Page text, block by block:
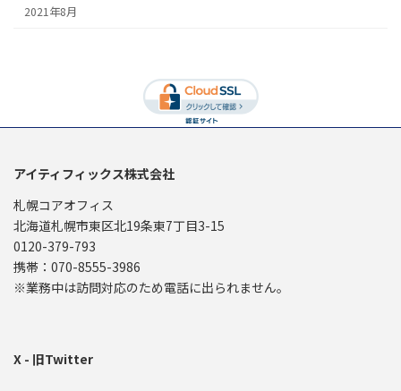
2021年8月
アイティフィックス株式会社
札幌コアオフィス
北海道札幌市東区北19条東7丁目3-15
0120-379-793
携帯：070-8555-3986
※業務中は訪問対応のため電話に出られません。
X - 旧Twitter